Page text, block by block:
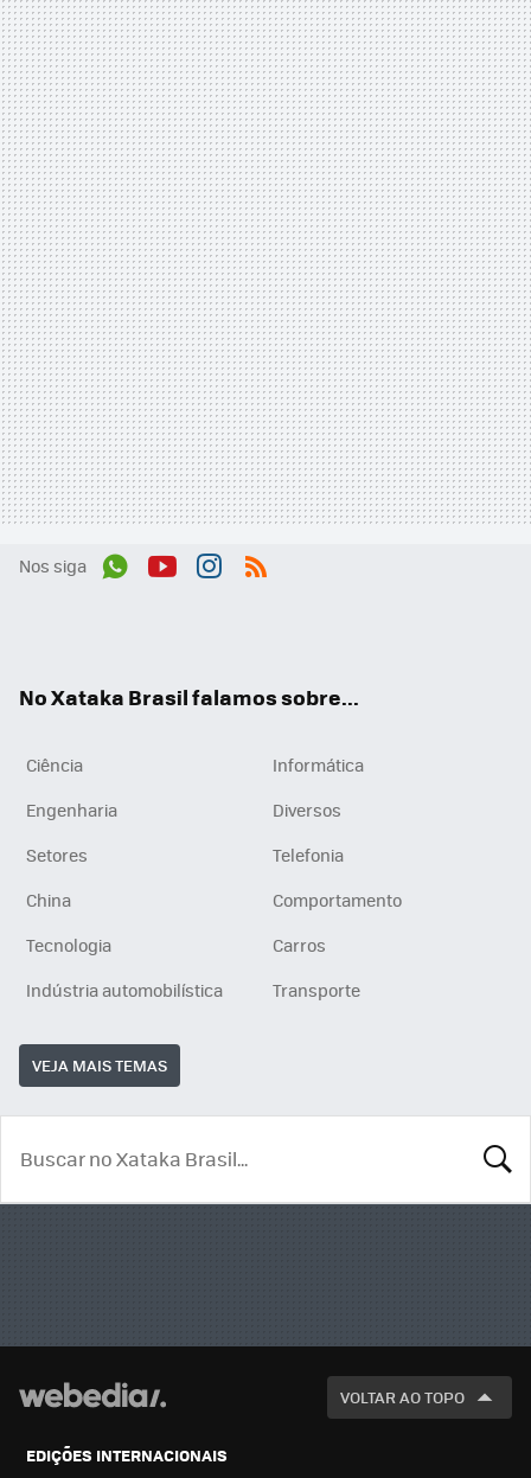
Nos siga
No Xataka Brasil falamos sobre...
Ciência
Informática
Engenharia
Diversos
Setores
Telefonia
China
Comportamento
Tecnologia
Carros
Indústria automobilística
Transporte
VEJA MAIS TEMAS
VOLTAR AO TOPO
EDIÇÕES INTERNACIONAIS